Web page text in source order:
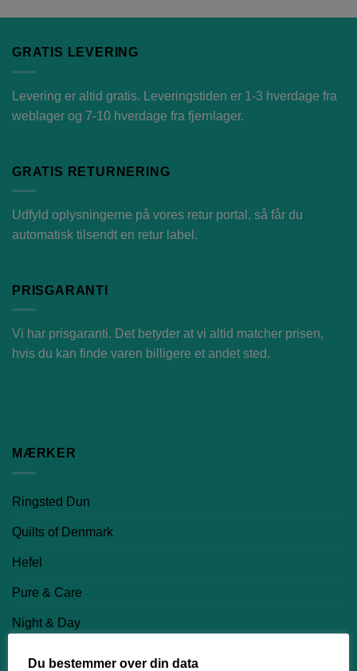
GRATIS LEVERING
Levering er altid gratis. Leveringstiden er 1-3 hverdage fra
weblager og 7-10 hverdage fra fjernlager.
GRATIS RETURNERING
Udfyld oplysningerne på vores retur portal , så får du
automatisk tilsendt en retur label.
PRISGARANTI
Vi har prisgaranti. Det betyder at vi altid matcher prisen,
hvis du kan finde varen billigere et andet sted.
MÆRKER
Ringsted Dun
Quilts of Denmark
Hefel
Pure & Care
Night & Day
Du bestemmer over din data